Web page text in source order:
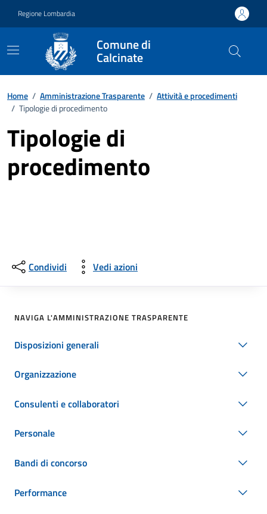
Regione Lombardia
Comune di
Calcinate
Home / Amministrazione Trasparente / Attività e procedimenti
/ Tipologie di procedimento
Tipologie di
procedimento
Condividi Vedi azioni
NAVIGA L'AMMINISTRAZIONE TRASPARENTE
Disposizioni generali
Organizzazione
Consulenti e collaboratori
Personale
Bandi di concorso
Performance